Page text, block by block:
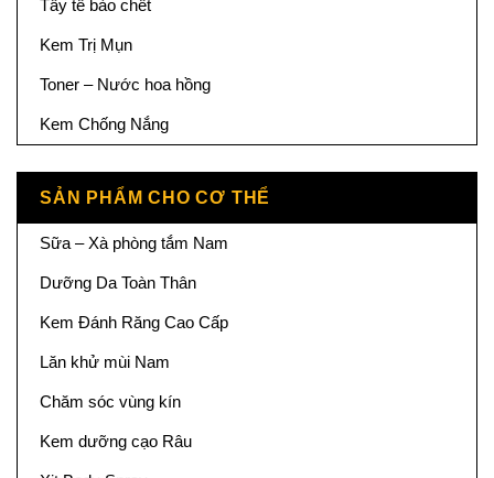
Tẩy tế bào chết
Kem Trị Mụn
Toner – Nước hoa hồng
Kem Chống Nắng
SẢN PHẨM CHO CƠ THỂ
Sữa – Xà phòng tắm Nam
Dưỡng Da Toàn Thân
Kem Đánh Răng Cao Cấp
Lăn khử mùi Nam
Chăm sóc vùng kín
Kem dưỡng cạo Râu